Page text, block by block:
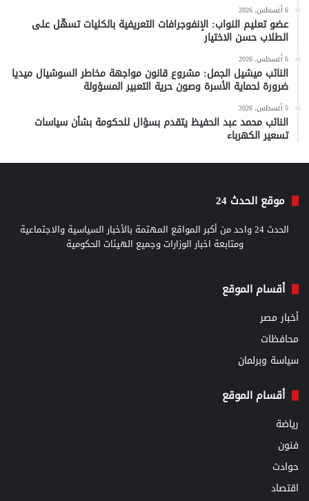
6 أغسطس، 2026
عضو تعليم النواب: الإنفوجرافات التعريفية بالكليات تسهّل على
الطلاب حسن الاختيار
6 أغسطس، 2026
النائب ميشيل الجمل: مشروع قانون مواجهة مخاطر السوشيال ميديا
ضرورة لحماية الأسرة وصون حرية التعبير المسؤولة
5 أغسطس، 2026
النائب محمد عبد الحفيظ يتقدم بسؤال للحكومة بشأن سياسات
تسعير الكهرباء
موقع الحدث 24
الحدث 24 واحد من أكبر المواقع المهتمة بالأخبار السياسية والاجتماعية
ومتابعة اخبار الوزارات وجميع الهيئات الحكومية
أقسام الموقع
أخبار مصر
محافظات
سياسة وبرلمان
أقسام الموقع
رياضة
فنون
حوادث
اقتصاد